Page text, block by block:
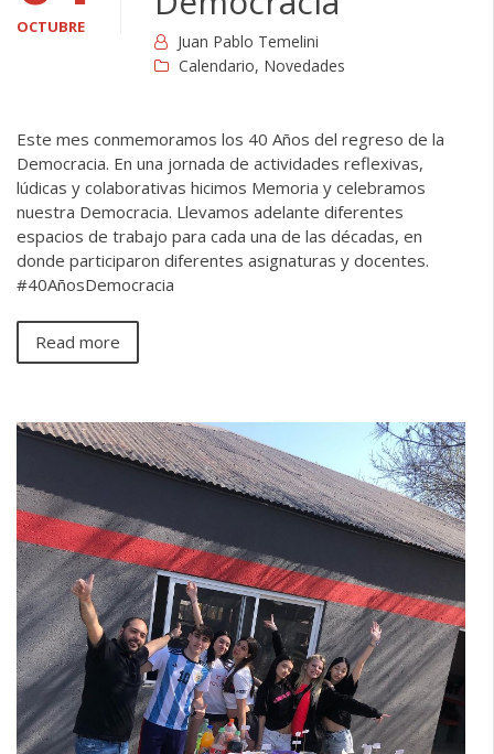
OCTUBRE
Juan Pablo Temelini
Calendario, Novedades
Este mes conmemoramos los 40 Años del regreso de la
Democracia. En una jornada de actividades reflexivas,
lúdicas y colaborativas hicimos Memoria y celebramos
nuestra Democracia. Llevamos adelante diferentes
espacios de trabajo para cada una de las décadas, en
donde participaron diferentes asignaturas y docentes.
#40AñosDemocracia
Read more